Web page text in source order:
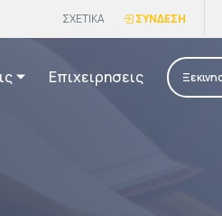
ΣΧΕΤΙΚΑ ΣΥΝΔΕΣΗ
Επιχειρησεις